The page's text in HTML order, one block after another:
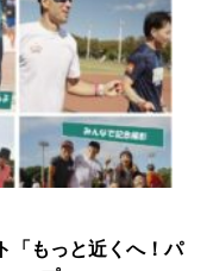
「もっと近くへ！パ